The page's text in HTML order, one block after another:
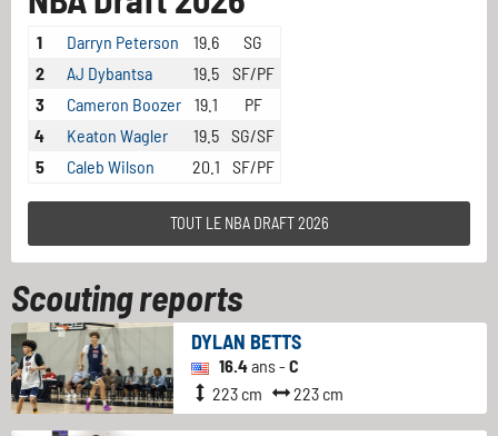
1 Darryn Peterson 19.6
SG
2
AJ Dybantsa 19.5
SF/PF
3
Cameron Boozer 19.1
PF
4
Keaton Wagler 19.5 SG/SF
5
Caleb Wilson 20.1 SF/PF
TOUT LE NBA DRAFT 2026
Scouting reports
DYLAN BETTS
16.4ans - C
223 cm
223 cm